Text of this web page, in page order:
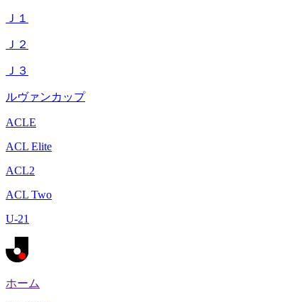
Ｊ１
Ｊ２
Ｊ３
ルヴァンカップ
ACLE
ACL Elite
ACL2
ACL Two
U-21
ホーム